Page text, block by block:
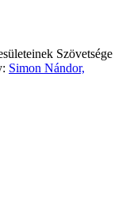
Szövetsége
Simon Nándor,